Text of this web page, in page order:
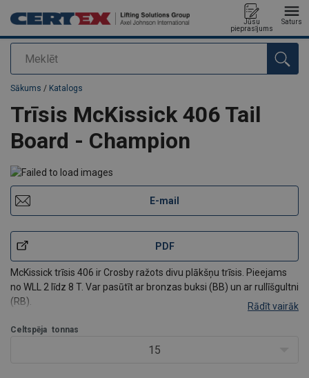
Meklēt
Jūsu
pieprasījums
Saturs
Pievienots jūsu pasūtījumam
Sākums / Katalogs
Trīsis McKissick 406 Tail
Board - Champion
E-mail
PDF
McKissick trīsis 406 ir Crosby ražots divu plākšņu trīsis. Pieejams
no WLL 2 līdz 8 T. Var pasūtīt ar bronzas buksi (BB) un ar rullīšgultni
(RB).
trīša atvēršanas un aizvēršanas stiprinājumam ir turētājs, lai
novērstu tā izkrišanu, pazušanu vai bojāšanu
Rādīt vairāk
Celtspēja tonnas
15